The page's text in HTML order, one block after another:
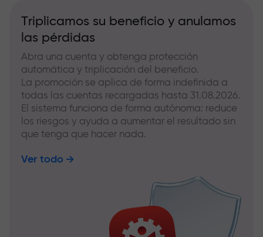
Triplicamos su beneficio y anulamos
las pérdidas
Abra una cuenta y obtenga protección
automática y triplicación del beneficio.
La promoción se aplica de forma indefinida a
todas las cuentas recargadas hasta 31.08.2026.
El sistema funciona de forma autónoma: reduce
los riesgos y ayuda a aumentar el resultado sin
que tenga que hacer nada.
Ver todo